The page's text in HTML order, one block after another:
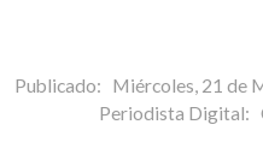
Publicado: Miércoles, 21 de
Periodista Digital: